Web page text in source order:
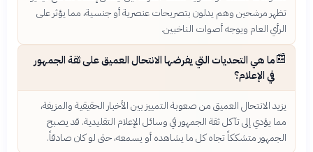
تظهر مرشحين وهم يدلون بتصريحات عنصرية أو جنسية، مما يؤثر على
الرأي العام ويوجه أصوات الناخبين.
📰ما هي التحديات التي يفرضها الانتحال العميق على ثقة الجمهور
في الإعلام؟
يزيد الانتحال العميق من صعوبة التمييز بين الأخبار الحقيقية والمزيفة،
مما يؤدي إلى تآكل ثقة الجمهور في وسائل الإعلام التقليدية. قد يصبح
الجمهور متشككاً تجاه كل ما يشاهده أو يسمعه، حتى لو كان صادقاً.